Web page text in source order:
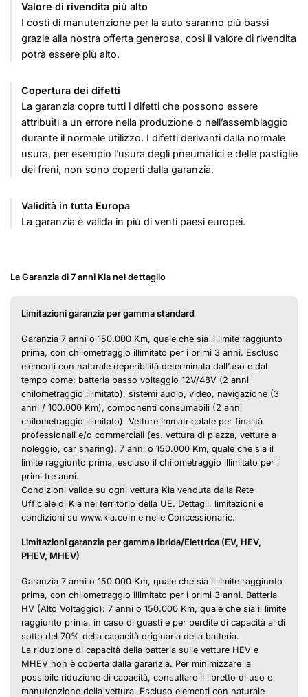
Valore di rivendita più alto
I costi di manutenzione per la auto saranno più bassi
grazie alla nostra offerta generosa, così il valore di rivendita
potrà essere più alto.
Copertura dei difetti
La garanzia copre tutti i difetti che possono essere
attribuiti a un errore nella produzione o nell’assemblaggio
durante il normale utilizzo. I difetti derivanti dalla normale
usura, per esempio l’usura degli pneumatici e delle pastiglie
dei freni, non sono coperti dalla garanzia.
Validità in tutta Europa
La garanzia è valida in più di venti paesi europei.
La Garanzia di 7 anni Kia nel dettaglio
Limitazioni garanzia per gamma standard
Garanzia 7 anni o 150.000 Km, quale che sia il limite raggiunto
prima, con chilometraggio illimitato per i primi 3 anni. Escluso
elementi con naturale deperibilità determinata dall’uso e dal
tempo come: batteria basso voltaggio 12V/48V (2 anni
chilometraggio illimitato), sistemi audio, video, navigazione (3
anni / 100.000 Km), componenti consumabili (2 anni
chilometraggio illimitato). Vetture immatricolate per finalità
professionali e/o commerciali (es. vettura di piazza, vetture a
noleggio, car sharing): 7 anni o 150.000 Km, quale che sia il
limite raggiunto prima, escluso il chilometraggio illimitato per i
primi tre anni.
Condizioni valide su ogni vettura Kia venduta dalla Rete
Ufficiale di Kia nel territorio della UE. Dettagli, limitazioni e
condizioni su www.kia.com e nelle Concessionarie.
Limitazioni garanzia per gamma Ibrida/Elettrica (EV, HEV,
PHEV, MHEV)
Garanzia 7 anni o 150.000 Km, quale che sia il limite raggiunto
prima, con chilometraggio illimitato per i primi 3 anni. Batteria
HV (Alto Voltaggio): 7 anni o 150.000 Km, quale che sia il limite
raggiunto prima, in caso di guasti e per perdite di capacità al di
sotto del 70% della capacità originaria della batteria.
La riduzione di capacità della batteria sulle vetture HEV e
MHEV non è coperta dalla garanzia. Per minimizzare la
possibile riduzione di capacità, consultare il libretto di uso e
manutenzione della vettura. Escluso elementi con naturale